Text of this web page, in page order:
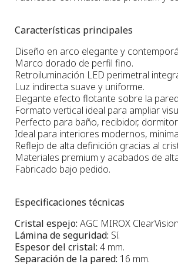
Características principales
Diseño en arco elegante y
Marco dorado de perfil fino.
Retroiluminación LED perimetral
Luz indirecta suave y uniforme.
Elegante efecto flotante sobre la
Formato vertical ideal para ampliar
Perfecto para baño, recibidor,
Ideal para interiores modernos,
Reflejo de alta definición gracias al
Materiales premium y acabados de
Fabricado bajo pedido.
Especificaciones técnicas
Cristal espejo: AGC MIROX
Lámina de seguridad: Sí.
Espesor del cristal: 4 mm.
Separación de la pared: 16 mm.